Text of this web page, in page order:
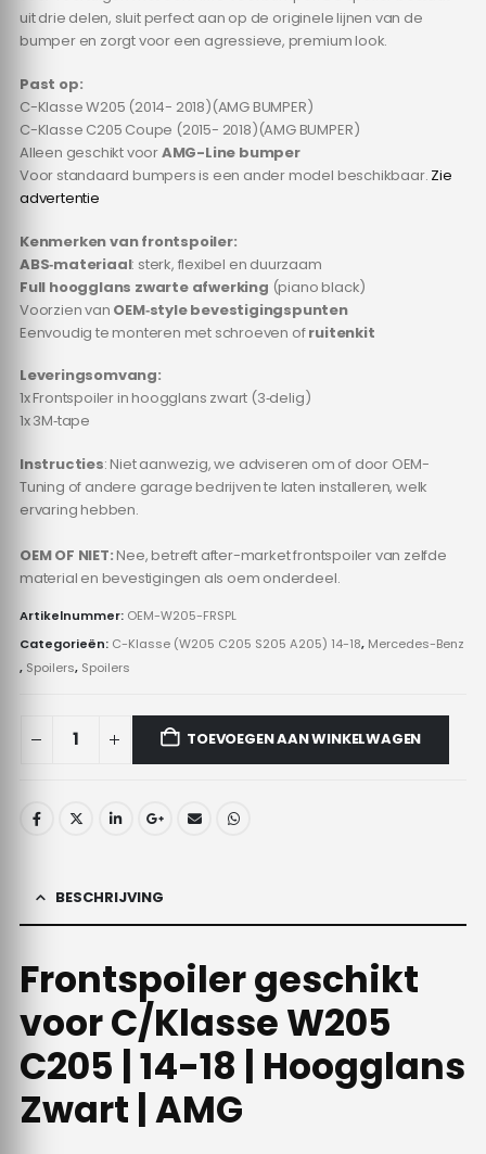
uit drie delen, sluit perfect aan op de originele lijnen van de
bumper en zorgt voor een agressieve, premium look.
Past op:
C-Klasse W205 (2014- 2018)(AMG BUMPER)
C-Klasse C205 Coupe (2015- 2018)(AMG BUMPER)
Alleen geschikt voorAMG-Line bumper
Voor standaard bumpers is een ander model beschikbaar. Zie
advertentie
Kenmerken van frontspoiler:
ABS‑materiaal: sterk, flexibel en duurzaam
Full hoogglans zwarte afwerking (piano black)
Voorzien van OEM‑style bevestigingspunten
Eenvoudig te monteren met schroeven ofruitenkit
Leveringsomvang:
1x Frontspoiler in hoogglans zwart (3‑delig)
1x 3M‑tape
Instructies: Niet aanwezig, we adviseren om of door OEM-
Tuning of andere garage bedrijven te laten installeren, welk
ervaring hebben.
OEM OF NIET:Nee, betreft after-market frontspoiler van zelfde
material en bevestigingen als oem onderdeel.
Artikelnummer: OEM-W205-FRSPL
Categorieën: C-Klasse (W205 C205 S205 A205) 14-18, Mercedes-Benz
, Spoilers, Spoilers
TOEVOEGEN AAN WINKELWAGEN
BESCHRIJVING
Frontspoiler geschikt
voor C/Klasse W205
C205 | 14-18 | Hoogglans
Zwart | AMG